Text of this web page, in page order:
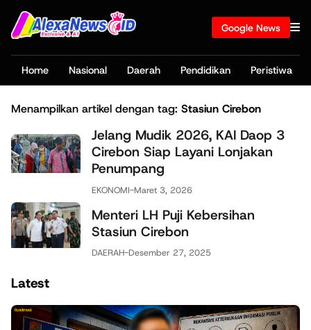
Google News
Home Nasional Daerah Pendidikan Peristiwa
Menampilkan artikel dengan tag: Stasiun Cirebon
Jelang Mudik 2026, KAI Daop 3
Cirebon Siap Layani Lonjakan
Penumpang
EKONOMI-Maret 3, 2026
Menteri LH Puji Kebersihan
Stasiun Cirebon
DAERAH-Desember 27, 2025
Latest